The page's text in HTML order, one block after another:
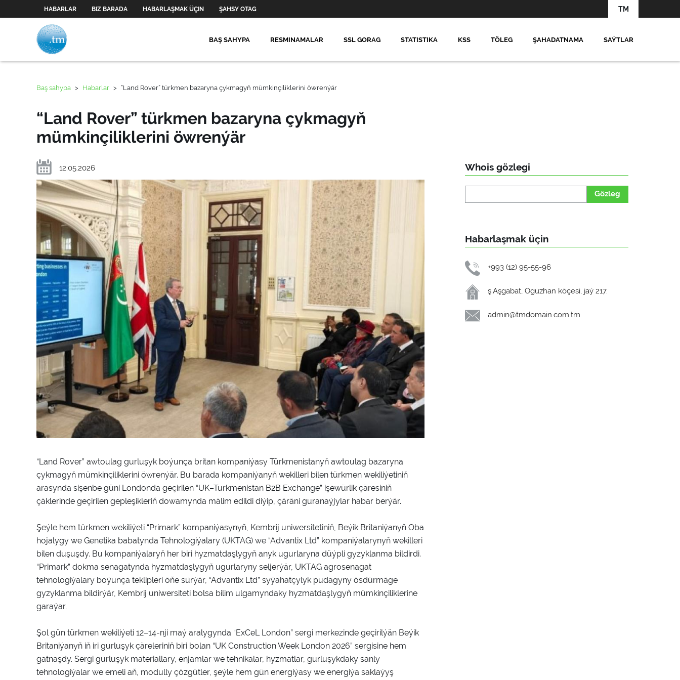
HABARLAR BIZ BARADA HABARLAŞMAK ÜÇIN ŞAHSY OTAG TM
BAŞ SAHYPA RESMINAMALAR SSL GORAG STATISTIKA KSS TÖLEG ŞAHADATNAMA SAÝTLAR
Baş sahypa > Habarlar > “Land Rover” türkmen bazaryna çykmagyň mümkinçiliklerini öwrenýär
“Land Rover” türkmen bazaryna çykmagyň
mümkinçiliklerini öwrenýär
12.05.2026
“Land Rover” awtoulag gurluşyk boýunça britan kompaniýasy Türkmenistanyň awtoulag bazaryna
çykmagyň mümkinçiliklerini öwrenýär. Bu barada kompaniýanyň wekilleri bilen türkmen wekiliýetiniň
arasynda sişenbe güni Londonda geçirilen “UK–Turkmenistan B2B Exchange” işewürlik çäresiniň
çäklerinde geçirilen gepleşikleriň dowamynda mälim edildi diýip, çäräni guranaýjylar habar berýär.
Şeýle hem türkmen wekiliýeti “Primark” kompaniýasynyň, Kembrij uniwersitetiniň, Beýik Britaniýanyň Oba
hojalygy we Genetika babatynda Tehnologiýalary (UKTAG) we “Advantix Ltd” kompaniýalarynyň wekilleri
bilen duşuşdy. Bu kompaniýalaryň her biri hyzmatdaşlygyň anyk ugurlaryna düýpli gyzyklanma bildirdi.
“Primark” dokma senagatynda hyzmatdaşlygyň ugurlaryny seljerýär, UKTAG agrosenagat
tehnologiýalary boýunça teklipleri öňe sürýär, “Advantix Ltd” syýahatçylyk pudagyny ösdürmäge
gyzyklanma bildirýär, Kembrij uniwersiteti bolsa bilim ulgamyndaky hyzmatdaşlygyň mümkinçiliklerine
garaýar.
Şol gün türkmen wekiliýeti 12–14-nji maý aralygynda “ExCeL London” sergi merkezinde geçirilýän Beýik
Britaniýanyň iň iri gurluşyk çäreleriniň biri bolan “UK Construction Week London 2026” sergisine hem
gatnaşdy. Sergi gurluşyk materiallary, enjamlar we tehnikalar, hyzmatlar, gurluşykdaky sanly
tehnologiýalar we emeli aň, modully çözgütler, şeýle hem gün energiýasy we energiýa saklaýyş
Whois gözlegi
Gözleg
Habarlaşmak üçin
+993 (12) 95-55-96
ş.Aşgabat, Oguzhan köçesi, jaý 217.
admin@tmdomain.com.tm